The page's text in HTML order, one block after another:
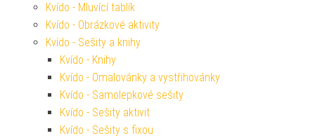
Kvído - Mluvící tablík
Kvído - Obrázkové aktivity
Kvído - Sešity a knihy
Kvído - Knihy
Kvído - Omalovánky a vystřihovánky
Kvído - Samolepkové sešity
Kvído - Sešity aktivit
Kvído - Sešity s fixou